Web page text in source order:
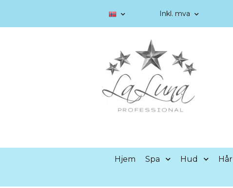
Inkl. mva
Hjem Spa Hud Hår